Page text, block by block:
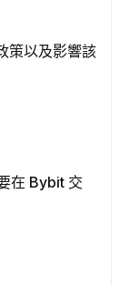
策以及影響該
在 Bybit 交